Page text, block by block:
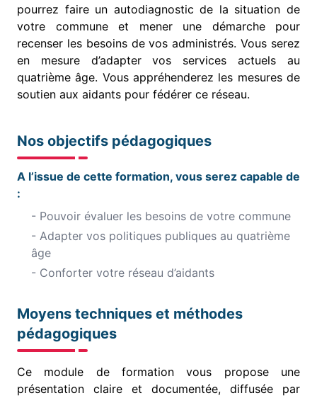
pourrez faire un autodiagnostic de la situation de
votre commune et mener une démarche pour
recenser les besoins de vos administrés. Vous serez
en mesure d’adapter vos services actuels au
quatrième âge. Vous appréhenderez les mesures de
soutien aux aidants pour fédérer ce réseau.
Nos objectifs pédagogiques
A l’issue de cette formation, vous serez capable de
:
- Pouvoir évaluer les besoins de votre commune
- Adapter vos politiques publiques au quatrième
âge
- Conforter votre réseau d’aidants
Moyens techniques et méthodes
pédagogiques
Ce module de formation vous propose une
présentation claire et documentée, diffusée par